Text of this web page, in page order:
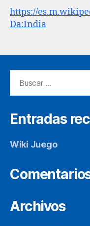
https://
Da:India
Entradas
Wiki Juego
Archivos